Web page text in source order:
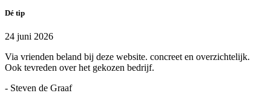
Dé tip
24 juni 2026
Via vrienden beland bij deze website. concreet en overzichtelijk.
Ook tevreden over het gekozen bedrijf.
- Steven de Graaf